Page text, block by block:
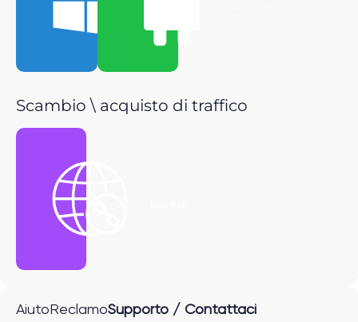
Scambio \ acquisto di traffico
Aiuto ReclamoSupporto / Contattaci